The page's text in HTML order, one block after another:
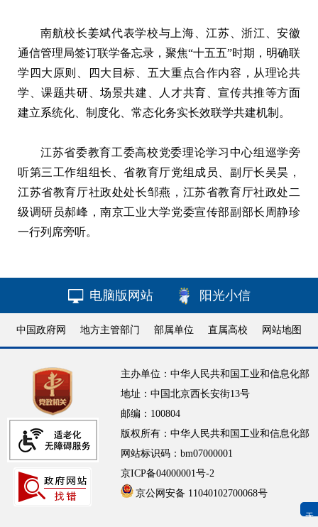
南航校长姜斌代表学校与上海、江苏、浙江、安徽
通信管理局签订联学备忘录，聚焦“十五五”时期，明确联
学四大原则、四大目标、五大重点合作内容，从理论共
学、课题共研、场景共建、人才共育、宣传共推等方面
建立系统化、制度化、常态化务实长效联学共建机制。
江苏省委教育工委高校党委理论学习中心组巡学旁
听第三工作组组长、省教育厅党组成员、副厅长吴昊，
江苏省教育厅社政处处长邹燕，江苏省教育厅社政处二
级调研员郝峰，南京工业大学党委宣传部副部长周静珍
一行列席旁听。
无障碍浏览
电脑版网站 阳光小信
中国政府网 地方主管部门 部属单位 直属高校 网站地图
主办单位：中华人民共和国工业和信息化部
地址：中国北京西长安街13号
邮编：100804
版权所有：中华人民共和国工业和信息化部
网站标识码：bm07000001
京ICP备04000001号-2
京公网安备 11040102700068号